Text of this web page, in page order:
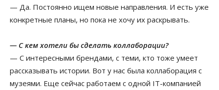
— Да. Постоянно ищем новые направления. И есть уже
конкретные планы, но пока не хочу их раскрывать.
— С кем хотели бы сделать коллаборации?
— С интересными брендами, с теми, кто тоже умеет
рассказывать истории. Вот у нас была коллаборация с
музеями. Еще сейчас работаем с одной IT-компанией